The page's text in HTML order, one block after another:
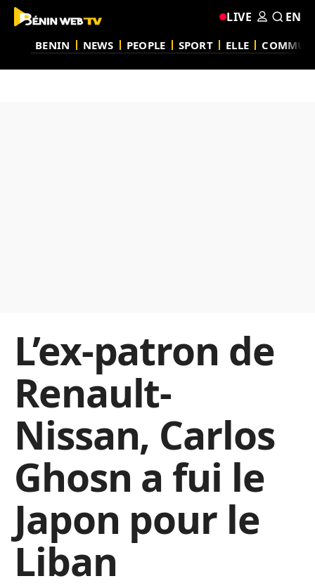
BENIN NEWS PEOPLE SPORT ELLE
LIVE EN
L’ex-patron de
Renault-
Nissan, Carlos
Ghosn a fui le
Japon pour le
Liban